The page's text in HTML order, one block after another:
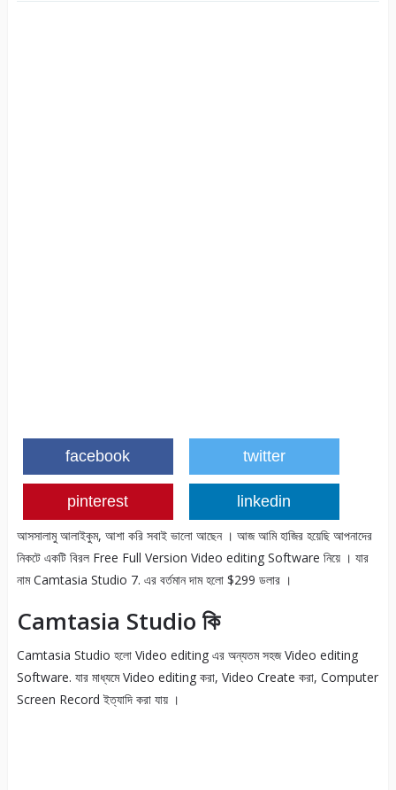
facebook twitter
pinterest linkedin
আসসালামু আলাইকুম, আশা করি সবাই ভালো আছেন । আজ আমি হাজির হয়েছি আপনাদের
নিকটে একটি বিরল Free Full Version Video editing Software নিয়ে । যার
নাম Camtasia Studio 7. এর বর্তমান দাম হলো $299 ডলার ।
Camtasia Studio কি
Camtasia Studio হলো Video editing এর অন্যতম সহজ Video editing
Software. যার মাধ্যমে Video editing করা, Video Create করা, Computer
Screen Record ইত্যাদি করা যায় ।